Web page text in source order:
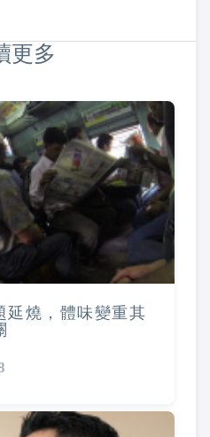
更多
延燒，體味變重其